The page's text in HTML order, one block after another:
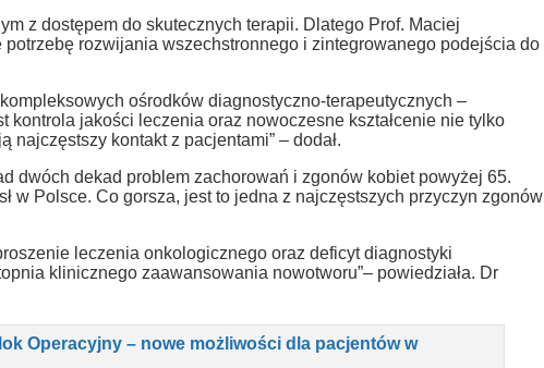
z dostępem do skutecznych terapii. Dlatego Prof. Maciej
rozwijania wszechstronnego i zintegrowanego podejścia do
ośrodków diagnostyczno-terapeutycznych –
kontrola jakości leczenia oraz nowoczesne kształcenie nie tylko
najczęstszy kontakt z pacjentami” – dodał.
dwóch dekad problem zachorowań i zgonów kobiet powyżej 65.
w Polsce. Co gorsza, jest to jedna z najczęstszych przyczyn zgonów
leczenia onkologicznego oraz deficyt diagnostyki
klinicznego zaawansowania nowotworu”– powiedziała. Dr
Operacyjny – nowe możliwości dla pacjentów w